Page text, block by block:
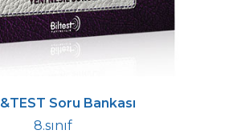
Soru Bankası
8.sınıf